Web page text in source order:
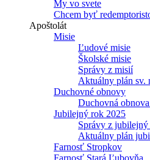
My vo svete
Chcem byť
Apoštolát
Misie
Ľudové misie
Školské misie
Správy z misií
Aktuálny plán sv.
Duchovné obnovy
Duchovná
Jubilejný rok 2025
Správy z
Aktuálny plán
Farnosť Stropkov
Farnosť Stará Ľubovňa